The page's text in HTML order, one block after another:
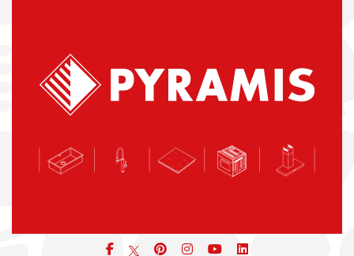
Facebookpinterest
iconiconicon